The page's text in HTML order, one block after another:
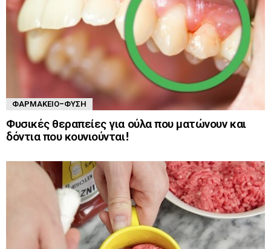
ΦΑΡΜΑΚΕΊΟ-ΦΎΣΗ
Φυσικές θεραπείες για ούλα που ματώνουν και
δόντια που κουνιούνται!